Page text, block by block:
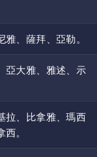
、薩拜、亞勒。
亞大雅、雅述、示
拉、比拿雅、瑪西
。